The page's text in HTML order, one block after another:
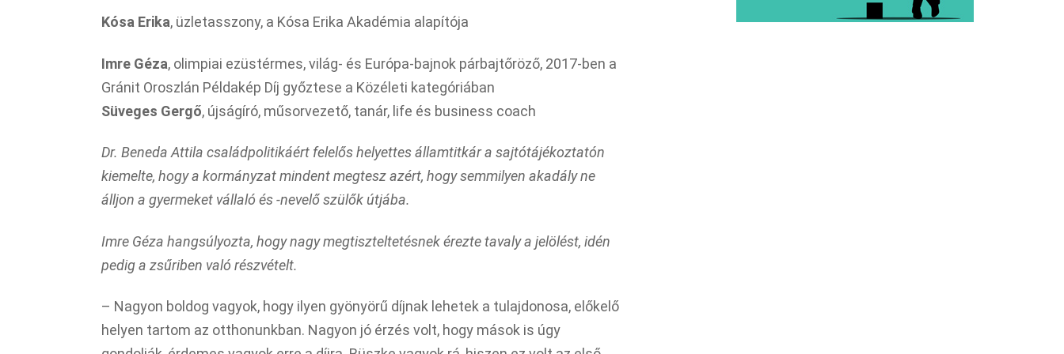
Kósa Erika, üzletasszony, a Kósa Erika Akadémia alapítója
Imre Géza, olimpiai ezüstérmes, világ- és Európa-bajnok párbajtőröző, 2017-ben a
Gránit Oroszlán Példakép Díj győztese a Közéleti kategóriában
Süveges Gergő, újságíró, műsorvezető, tanár, life és business coach
Dr. Beneda Attila családpolitikáért felelős helyettes államtitkár a sajtótájékoztatón
kiemelte, hogy a kormányzat mindent megtesz azért, hogy semmilyen akadály ne
álljon a gyermeket vállaló és -nevelő szülők útjába.
Imre Géza hangsúlyozta, hogy nagy megtiszteltetésnek érezte tavaly a jelölést, idén
pedig a zsűriben való részvételt.
– Nagyon boldog vagyok, hogy ilyen gyönyörű díjnak lehetek a tulajdonosa, előkelő
helyen tartom az otthonunkban. Nagyon jó érzés volt, hogy mások is úgy